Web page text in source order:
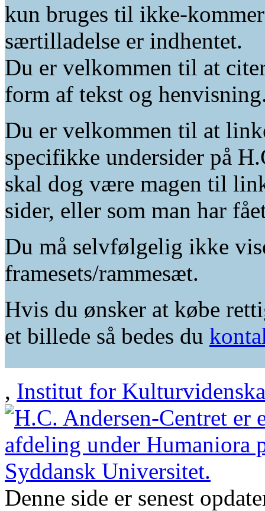
kun bruges til ikke-
særtilladelse er indhentet.
Du er velkommen til at
form af tekst og
Du er velkommen til at
specifikke undersider på
skal dog være magen til
sider, eller som man har
Du må selvfølgelig ikke
framesets/rammesæt.
Hvis du ønsker at købe
et billede så bedes du
, Institut for
Denne side er senest